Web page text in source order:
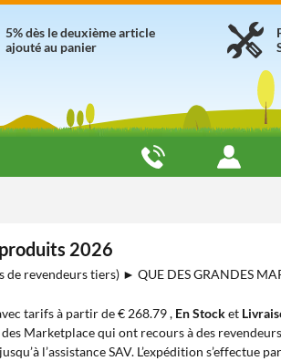
5% dès le deuxième article
ajouté au panier
produits 2026
de revendeurs tiers) ► QUE DES GRANDES
tarifs à partir de € 268.79 , En Stocket
Marketplace qui ont recours à des
l’assistance SAV. L’expédition s’effectue